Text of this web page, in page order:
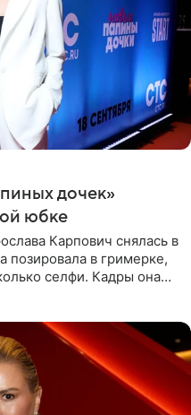
дочек»
юбке
Карпович снялась в
позировала в гримерке,
селфи. Кадры она